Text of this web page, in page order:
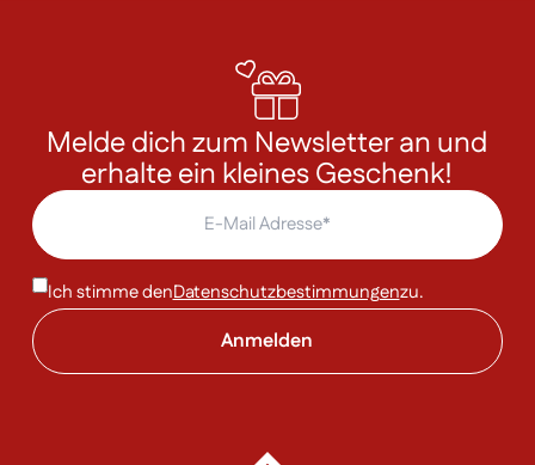
Melde dich zum Newsletter an und
erhalte ein kleines Geschenk!
Ich stimme denDatenschutzbestimmungenzu.